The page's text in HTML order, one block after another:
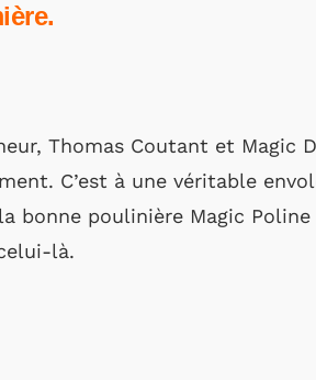
Thomas Coutant et Magic
C’est à une véritable
bonne poulinière Magic
là.